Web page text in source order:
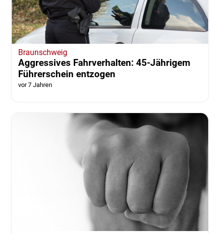
Braunschweig
Aggressives Fahrverhalten: 45-Jährigem
Führerschein entzogen
vor 7 Jahren